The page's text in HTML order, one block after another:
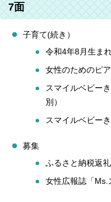
7面
子育て(続き）
令和4年8月生ま
女性のためのピ
スマイルベビー
別）
スマイルベビー
募集
ふるさと納税返
女性広報誌「Ms.